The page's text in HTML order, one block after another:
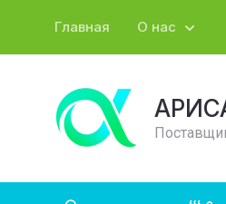
Главная О нас